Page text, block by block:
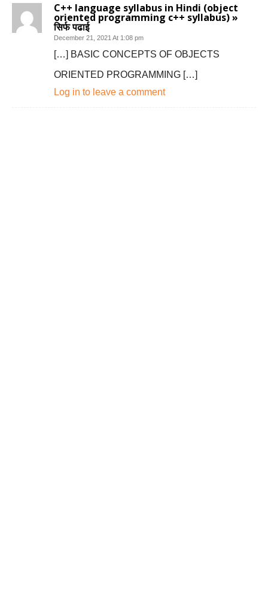
C++ language syllabus in Hindi (object
oriented programming c++ syllabus) »
सिर्फ पढाई
December 21, 2021 At 1:08 pm
[…] BASIC CONCEPTS OF OBJECTS
ORIENTED PROGRAMMING […]
Log in to leave a comment